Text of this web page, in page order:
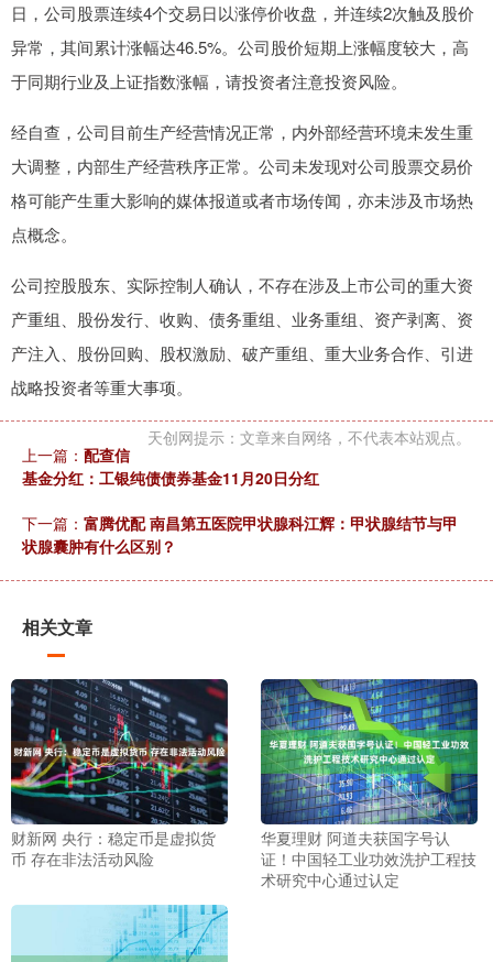
日，公司股票连续4个交易日以涨停价收盘，并连续2次触及股价
异常，其间累计涨幅达46.5%。公司股价短期上涨幅度较大，高
于同期行业及上证指数涨幅，请投资者注意投资风险。
经自查，公司目前生产经营情况正常，内外部经营环境未发生重
大调整，内部生产经营秩序正常。公司未发现对公司股票交易价
格可能产生重大影响的媒体报道或者市场传闻，亦未涉及市场热
点概念。
公司控股股东、实际控制人确认，不存在涉及上市公司的重大资
产重组、股份发行、收购、债务重组、业务重组、资产剥离、资
产注入、股份回购、股权激励、破产重组、重大业务合作、引进
战略投资者等重大事项。
天创网提示：文章来自网络，不代表本站观点。
上一篇： 配查信
基金分红：工银纯债债券基金11月20日分红
下一篇： 富腾优配 南昌第五医院甲状腺科江辉：甲状腺结节与甲
状腺囊肿有什么区别？
相关文章
财新网 央行：稳定币是虚拟货
币 存在非法活动风险
华夏理财 阿道夫获国字号认
证！中国轻工业功效洗护工程技
术研究中心通过认定